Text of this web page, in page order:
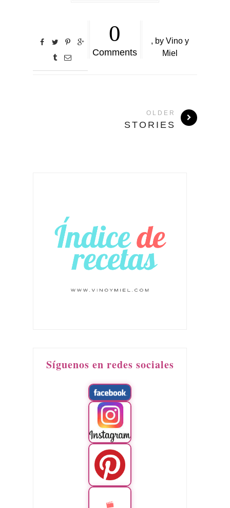
0
Comments
, by Vino y
Miel
OLDER
STORIES
Síguenos en redes sociales